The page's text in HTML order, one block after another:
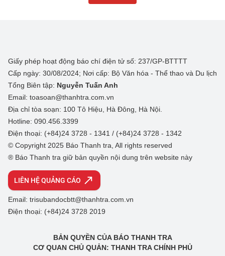
Giấy phép hoạt động báo chí điện tử số: 237/GP-BTTTT
Cấp ngày: 30/08/2024; Nơi cấp: Bộ Văn hóa - Thể thao và Du lịch
Tổng Biên tập: Nguyễn Tuấn Anh
Email: toasoan@thanhtra.com.vn
Địa chỉ tòa soạn: 100 Tô Hiệu, Hà Đông, Hà Nội.
Hotline: 090.456.3399
Điện thoại: (+84)24 3728 - 1341 / (+84)24 3728 - 1342
© Copyright 2025 Báo Thanh tra, All rights reserved
® Báo Thanh tra giữ bản quyền nội dung trên website này
LIÊN HỆ QUẢNG CÁO
Email: trisubandocbtt@thanhtra.com.vn
Điện thoại: (+84)24 3728 2019
BẢN QUYỀN CỦA BÁO THANH TRA
CƠ QUAN CHỦ QUẢN: THANH TRA CHÍNH PHỦ